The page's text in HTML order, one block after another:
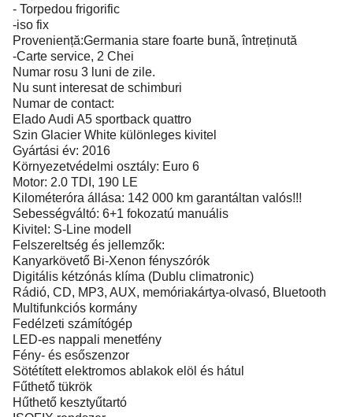
- Torpedou frigorific
-iso fix
Proveniență:Germania stare foarte bună, întreținută
-Carte service, 2 Chei
Numar rosu 3 luni de zile.
Nu sunt interesat de schimburi
Numar de contact:
Elado Audi A5 sportback quattro
Szin Glacier White különleges kivitel
Gyártási év: 2016
Környezetvédelmi osztály: Euro 6
Motor: 2.0 TDI, 190 LE
Kilométeróra állása: 142 000 km garantáltan valós!!!
Sebességváltó: 6+1 fokozatú manuális
Kivitel: S-Line modell
Felszereltség és jellemzők:
Kanyarkövető Bi-Xenon fényszórók
Digitális kétzónás klíma (Dublu climatronic)
Rádió, CD, MP3, AUX, memóriakártya-olvasó, Bluetooth
Multifunkciós kormány
Fedélzeti számítógép
LED-es nappali menetfény
Fény- és esőszenzor
Sötétített elektromos ablakok elöl és hátul
Fűthető tükrök
Hűthető kesztyűtartó